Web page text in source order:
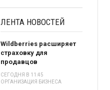
ЛЕНТА НОВОСТЕЙ
Wildberries расширяет
страховку для
продавцов
СЕГОДНЯ В 11:45
ОРГАНИЗАЦИЯ БИЗНЕСА